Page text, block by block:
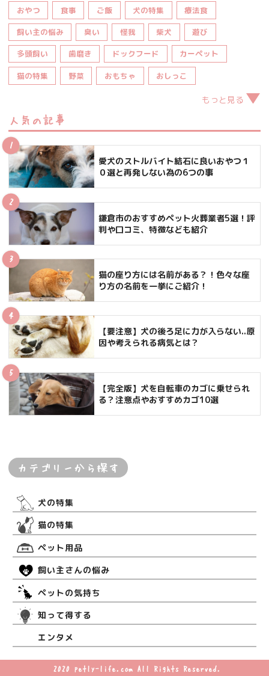
おやつ 食事 ご飯 犬の特集 療法食
飼い主の悩み 臭い 怪我 柴犬 遊び
多頭飼い 歯磨き ドックフード カーペット
猫の特集 野菜 おもちゃ おしっこ
もっと見る
人気の記事
愛犬のストルバイト結石に良いおやつ１
０選と再発しない為の6つの事
鎌倉市のおすすめペット火葬業者5選！評
判や口コミ、特徴なども紹介
猫の座り方には名前がある？！色々な座
り方の名前を一挙にご紹介！
【要注意】犬の後ろ足に力が入らない..原
因や考えられる病気とは？
【完全版】犬を自転車のカゴに乗せられ
る？注意点やおすすめカゴ10選
カテゴリーから探す
犬の特集
猫の特集
ペット用品
飼い主さんの悩み
ペットの気持ち
知って得する
エンタメ
©2020 petly-life.com All Rights Reserved.